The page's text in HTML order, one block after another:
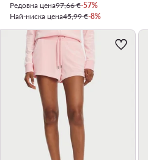
Редовна цена97,66 €-57%
Най-ниска цена45,99 €-8%